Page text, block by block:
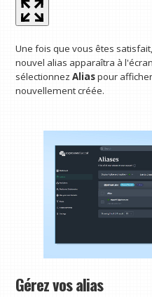
Une fois que vous êtes
nouvel alias apparaîtra à
sélectionnezAliaspour
nouvellement créée.
Gérez vos alias